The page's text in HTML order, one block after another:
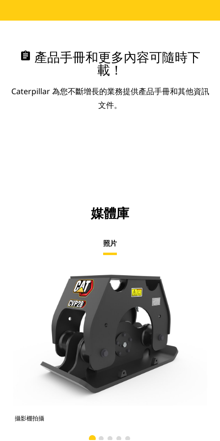
assignment 產品手冊和更多內容可隨時下
載！
Caterpillar 為您不斷增長的業務提供產品手冊和其他資訊
文件。
媒體庫
照片
攝影棚拍攝